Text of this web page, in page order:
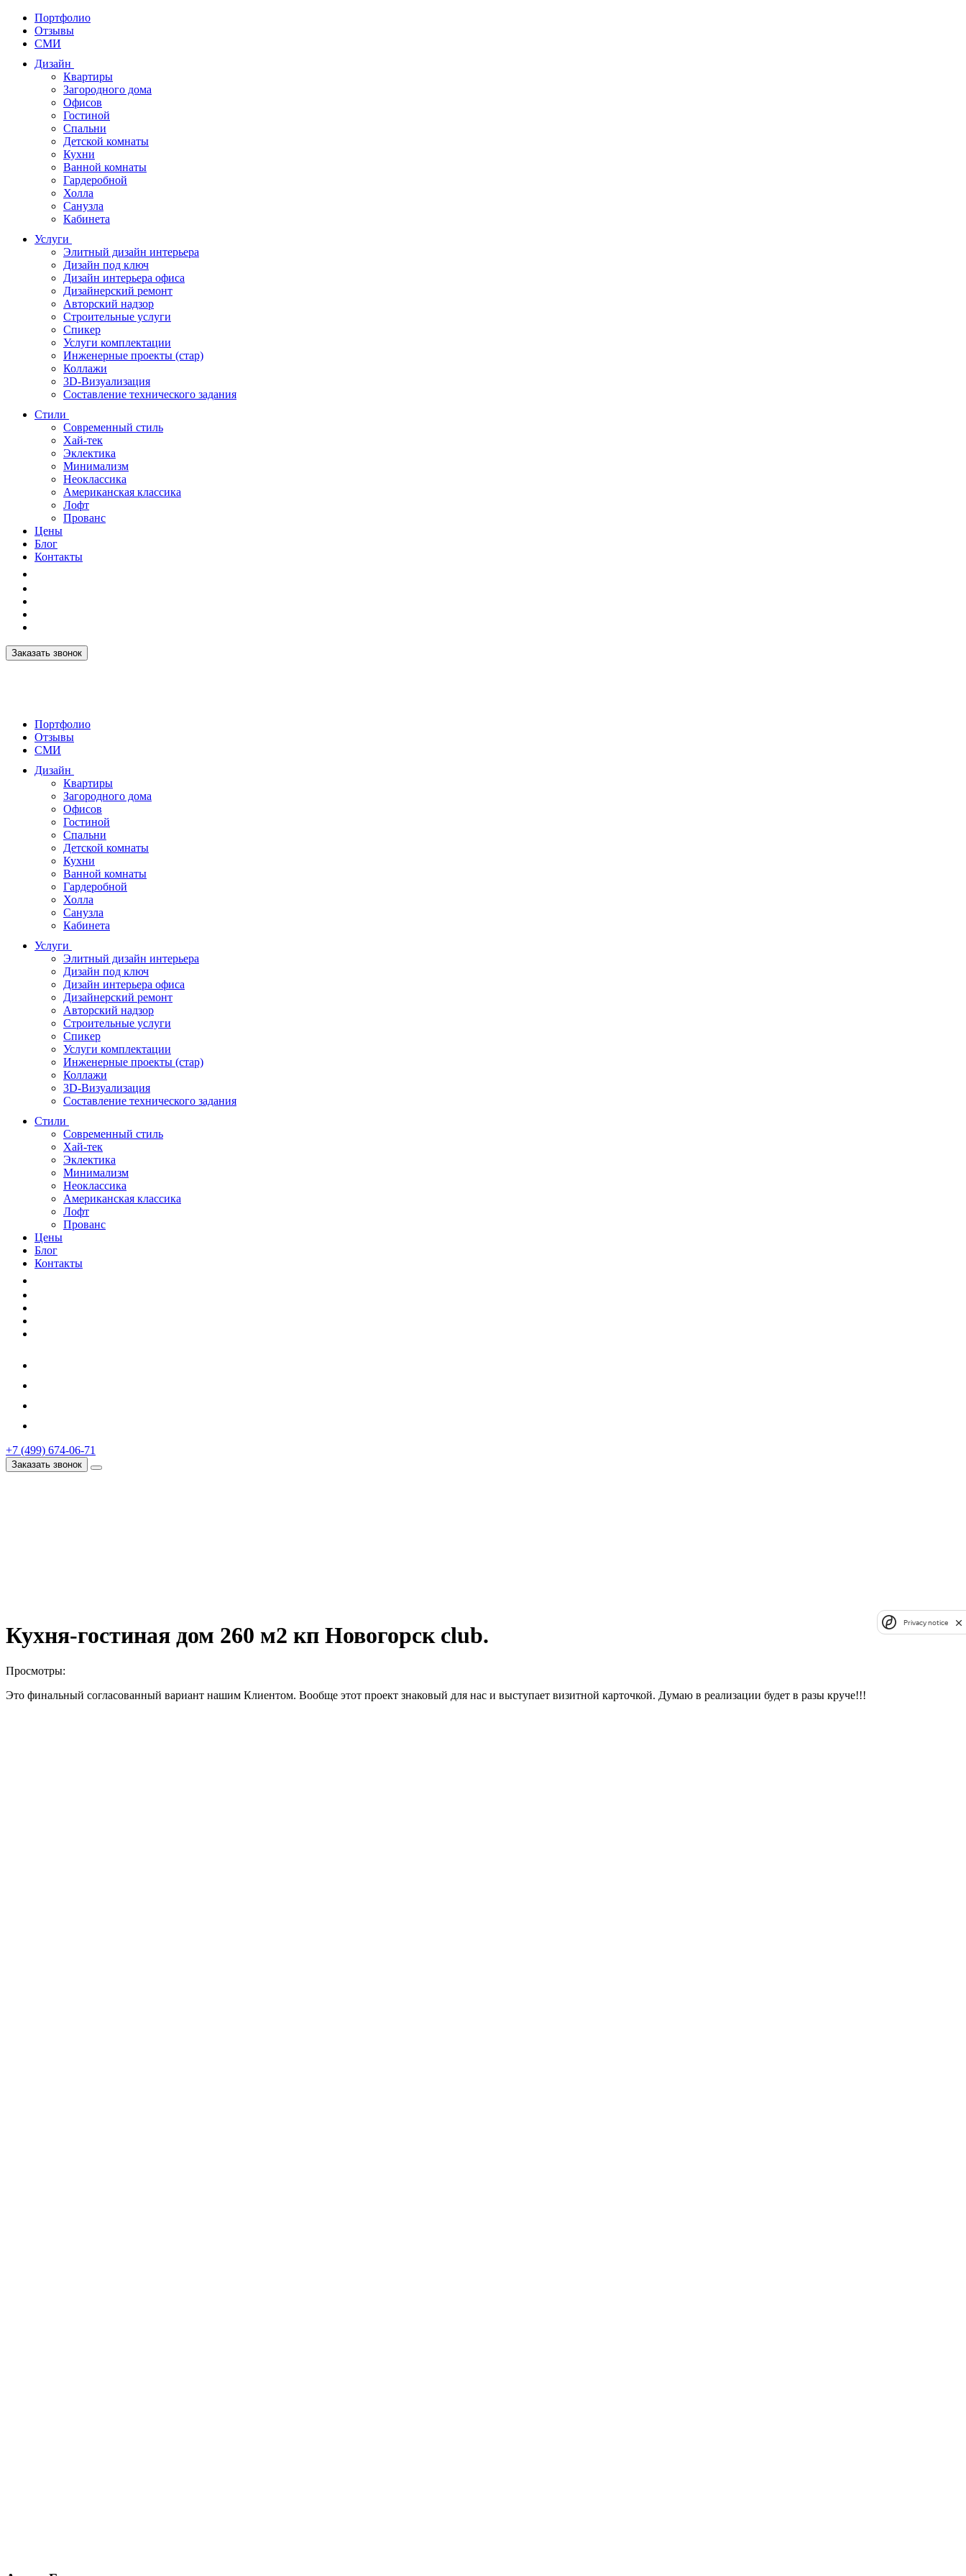
Портфолио
Отзывы
СМИ
Дизайн
Квартиры
Загородного дома
Офисов
Гостиной
Спальни
Детской комнаты
Кухни
Ванной комнаты
Гардеробной
Холла
Санузла
Кабинета
Услуги
Элитный дизайн интерьера
Дизайн под ключ
Дизайн интерьера офиса
Дизайнерский ремонт
Авторский надзор
Строительные услуги
Спикер
Услуги комплектации
Инженерные проекты (стар)
Коллажи
3D-Визуализация
Составление технического задания
Стили
Современный стиль
Хай-тек
Эклектика
Минимализм
Неоклассика
Американская классика
Лофт
Прованс
Цены
Блог
Контакты
Заказать звонок
Портфолио
Отзывы
СМИ
Дизайн
Квартиры
Загородного дома
Офисов
Гостиной
Спальни
Детской комнаты
Кухни
Ванной комнаты
Гардеробной
Холла
Санузла
Кабинета
Услуги
Элитный дизайн интерьера
Дизайн под ключ
Дизайн интерьера офиса
Дизайнерский ремонт
Авторский надзор
Строительные услуги
Спикер
Услуги комплектации
Инженерные проекты (стар)
Коллажи
3D-Визуализация
Составление технического задания
Стили
Современный стиль
Хай-тек
Эклектика
Минимализм
Неоклассика
Американская классика
Лофт
Прованс
Цены
Блог
Контакты
+7 (499) 674-06-71
Заказать звонок
Кухня-гостиная дом 260 м2 кп Новогорск club.
Просмотры:
Это финальный согласованный вариант нашим Клиентом. Вообще этот проект знаковый для нас и выступает визитной карточкой. Думаю в реализации будет в разы круче!!!
Privacy notice